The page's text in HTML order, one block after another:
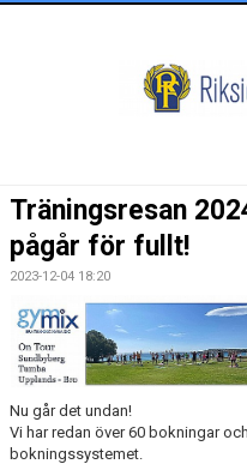
BESKRIVNING AV PASSEN
BILDGALLERI
DOKUMENT
TRÄNINGSRESA
TRIVSELREGLER
Träningsresan
pågår för fullt!
2023-12-04 18:20
Nu går det undan!
Vi har redan över 60 bokningar
bokningssystemet.